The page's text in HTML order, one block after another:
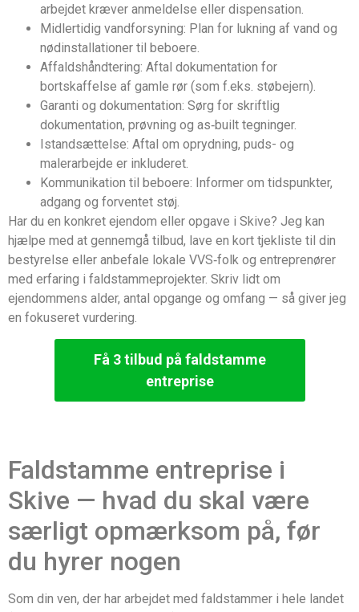
arbejdet kræver anmeldelse eller dispensation.
Midlertidig vandforsyning: Plan for lukning af vand og
nødinstallationer til beboere.
Affaldshåndtering: Aftal dokumentation for
bortskaffelse af gamle rør (som f.eks. støbejern).
Garanti og dokumentation: Sørg for skriftlig
dokumentation, prøvning og as‑built tegninger.
Istandsættelse: Aftal om oprydning, puds- og
malerarbejde er inkluderet.
Kommunikation til beboere: Informer om tidspunkter,
adgang og forventet støj.
Har du en konkret ejendom eller opgave i Skive? Jeg kan
hjælpe med at gennemgå tilbud, lave en kort tjekliste til din
bestyrelse eller anbefale lokale VVS‑folk og entreprenører
med erfaring i faldstammeprojekter. Skriv lidt om
ejendommens alder, antal opgange og omfang — så giver jeg
en fokuseret vurdering.
Få 3 tilbud på faldstamme
entreprise
Faldstamme entreprise i
Skive — hvad du skal være
særligt opmærksom på, før
du hyrer nogen
Som din ven, der har arbejdet med faldstammer i hele landet